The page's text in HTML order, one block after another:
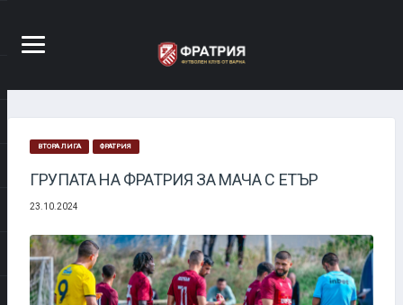
ВТОРА ЛИГА ФРАТРИЯ
ГРУПАТА НА ФРАТРИЯ ЗА МАЧА С ЕТЪР
23.10.2024